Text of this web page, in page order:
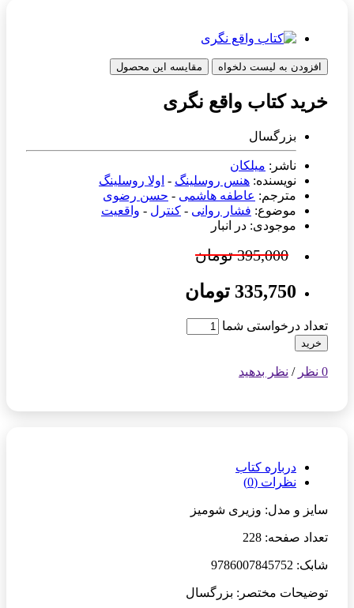
افزودن به لیست دلخواه مقایسه این محصول
خرید کتاب واقع نگری
بزرگسال
ناشر: میلکان
نویسنده: هنس روسلینگ - اولا روسلینگ
مترجم: عاطفه هاشمی - حسن رضوی
موضوع: فشار روانی - کنترل - واقعیت
موجودی: در انبار
395,000 تومان
335,750 تومان
تعداد درخواستی شما
خرید
0 نظر / نظر بدهید
درباره کتاب
نظرات (0)
سایز و مدل: وزیری شومیز
تعداد صفحه: 228
شابک: 9786007845752
توضیحات مختصر: بزرگسال